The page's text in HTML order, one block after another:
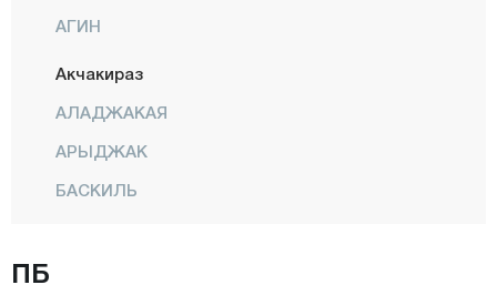
АГИН
Акчакираз
АЛАДЖАКАЯ
АРЫДЖАК
БАСКИЛЬ
ПБ